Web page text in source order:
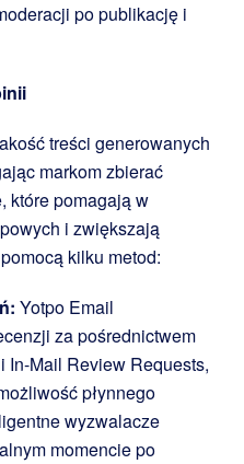
po publikację i
treści generowanych
markom zbierać
które pomagają w
i zwiększają
kilku metod:
Yotpo Email
za pośrednictwem
In-Mail Review Requests,
płynnego
wyzwalacze
momencie po